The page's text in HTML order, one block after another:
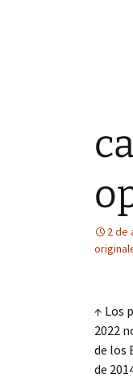
2 de
↑ Los
2022
de los
de